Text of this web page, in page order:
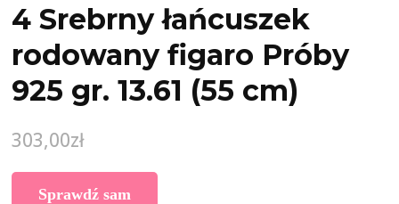
4 Srebrny łańcuszek
rodowany figaro Próby
925 gr. 13.61 (55 cm)
303,00zł
Sprawdź sam